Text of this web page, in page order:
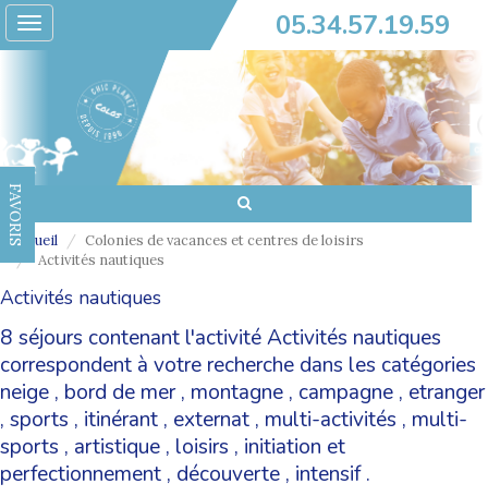
Toggle
navigation
05.34.57.19.59
FAVORIS
Accueil
Colonies de vacances et centres de loisirs
Activités nautiques
Activités nautiques
8 séjours contenant l'activité Activités nautiques
correspondent à votre recherche dans les catégories
neige , bord de mer, montagne , campagne , etranger
, sports , itinérant , externat , multi-activités , multi-
sports , artistique , loisirs , initiation et
perfectionnement , découverte , intensif.